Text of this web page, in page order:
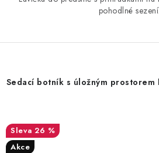
pohodlné sezení.
Sedací botník s úložným prostorem
26 %
Akce